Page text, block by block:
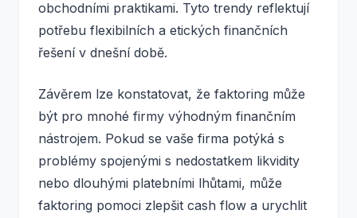
obchodními praktikami. Tyto trendy reflektují
potřebu flexibilních a etických finančních
řešení v dnešní době.
Závěrem lze konstatovat, že faktoring může
být pro mnohé firmy výhodným finančním
nástrojem. Pokud se vaše firma potýká s
problémy spojenými s nedostatkem likvidity
nebo dlouhými platebními lhůtami, může
faktoring pomoci zlepšit cash flow a urychlit